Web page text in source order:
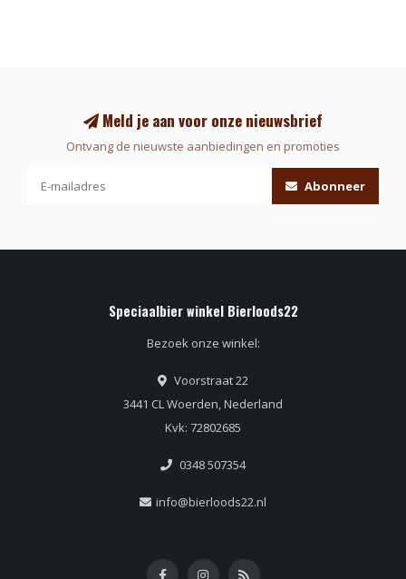
Meld je aan voor onze nieuwsbrief
Ontvang de nieuwste aanbiedingen en promoties
Abonneer
Speciaalbier winkel Bierloods22
Bezoek onze winkel:
Voorstraat 22
3441 CL Woerden, Nederland
Kvk: 72802685
0348 507354
info@bierloods22.nl